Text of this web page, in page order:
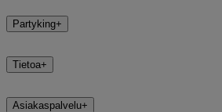
Partyking+
Tietoa+
Asiakaspalvelu+